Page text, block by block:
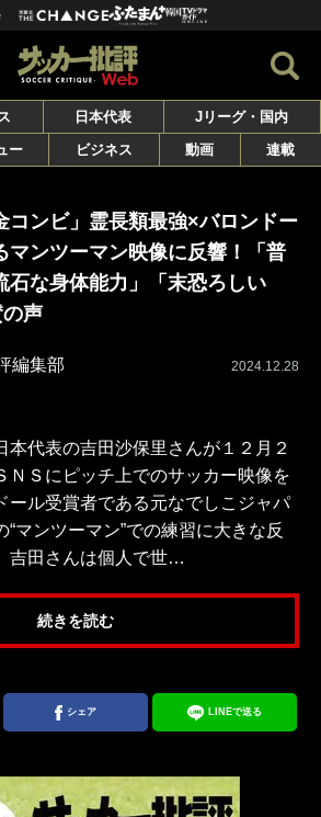
日本代表
Jリーグ・国内
ー ビジネス 動画 連載
コンビ」霊長類最強×バロンドー
マンツーマン映像に反響！「普
石な身体能力」「末恐ろしい
声
編集部 2024.12.28
本代表の吉田沙保里さんが１２月２
ＮＳにピッチ上でのサッカー映像を
ール受賞者である元なでしこジャパ
“マンツーマン”での練習に大きな反
田さんは個人で世…
続きを読む
シェア LINEで送る